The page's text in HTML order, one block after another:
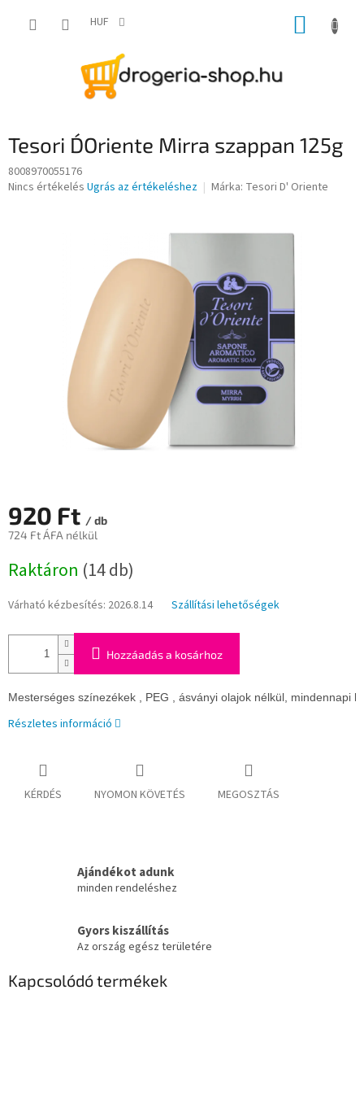
HUF KOSÁR
Tesori D´Oriente Mirra szappan 125g
8008970055176
A
Nincs értékelés Ugrás az értékeléshez Márka: Tesori D' Oriente
920 Ft / db
724 Ft ÁFA nélkül
Raktáron (14 db)
Várható kézbesítés: 2026.8.14 Szállítási lehetőségek
Hozzáadás a kosárhoz
Mesterséges színezékek , PEG , ásványi olajok nélkül, mindennapi
Részletes információ
KÉRDÉS NYOMON KÖVETÉS MEGOSZTÁS
Ajándékot adunk
minden rendeléshez
Gyors kiszállítás
Az ország egész területére
Kapcsolódó termékek